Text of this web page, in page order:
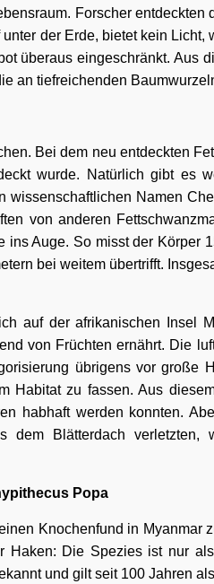
Forscher entdeckten
der Erde, bietet kein Licht,
überaus eingeschränkt. Aus
an tiefreichenden
Bei dem neu entdeckten
wurde. Natürlich gibt es
Namen
von anderen
Auge. So misst der Körper
bei weitem übertrifft.
auf der afrikanischen Insel
von Früchten ernährt. Die
übrigens vor große
Habitat zu fassen. Aus
habhaft werden konnten.
Blätterdach verletzten,
Popa
Knochenfund in Myanmar
Haken: Die Spezies ist nur
und gilt seit 100 Jahren